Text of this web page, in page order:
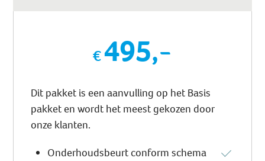
495,-
Dit pakket is een aanvulling op het Basis
pakket en wordt het meest gekozen door
onze klanten.
Onderhoudsbeurt conform schema